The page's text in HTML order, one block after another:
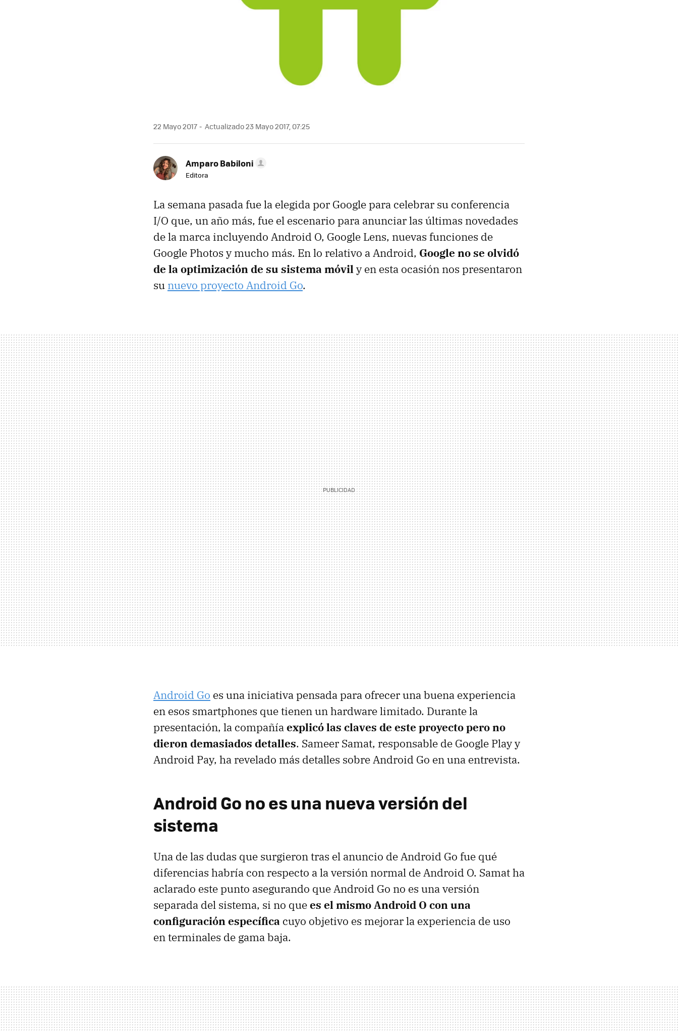
22 Mayo 2017 Actualizado 23 Mayo 2017, 07:25
Amparo Babiloni
Editora
La semana pasada fue la elegida por Google para celebrar su conferencia
I/O que, un año más, fue el escenario para anunciar las últimas novedades
de la marca incluyendo Android O, Google Lens, nuevas funciones de
Google Photos y mucho más. En lo relativo a Android, Google no se olvidó
de la optimización de su sistema móvily en esta ocasión nos presentaron
su nuevo proyecto Android Go.
Android Go es una iniciativa pensada para ofrecer una buena experiencia
en esos smartphones que tienen un hardware limitado. Durante la
presentación, la compañíaexplicó las claves de este proyecto pero no
dieron demasiados detalles. Sameer Samat, responsable de Google Play y
Android Pay, ha revelado más detalles sobre Android Go en una entrevista.
Android Go no es una nueva versión del
sistema
Una de las dudas que surgieron tras el anuncio de Android Go fue qué
diferencias habría con respecto a la versión normal de Android O. Samat ha
aclarado este punto asegurando que Android Go no es una versión
separada del sistema, si no quees el mismo Android O con una
configuración específica cuyo objetivo es mejorar la experiencia de uso
en terminales de gama baja.